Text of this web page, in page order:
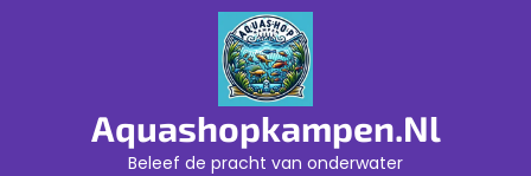
Aquashopkampen.nl
Beleef de pracht van onderwater